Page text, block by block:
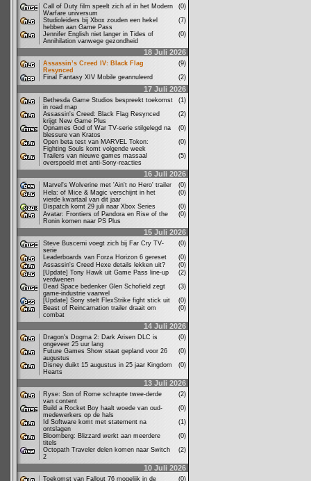
Call of Duty film speelt zich af in het Modern
Warfare universum
(0)
Studioleiders bij Xbox zouden een hekel
hebben aan Game Pass
(7)
Jennifer English niet langer in Tides of
Annihilation vanwege gezondheid
(0)
18 Juli 2026
Assassin’s Creed IV: Black Flag
Resynced
(9)
Final Fantasy XIV Mobile geannuleerd
(2)
17 Juli 2026
Bethesda Game Studios bespreekt toekomst
in road map
(1)
Assassin's Creed: Black Flag Resynced
krijgt New Game Plus
(2)
Opnames God of War TV-serie stilgelegd na
blessure van Kratos
(0)
Open beta test van MARVEL Tokon:
Fighting Souls komt volgende week
(0)
Trailers van nieuwe games massaal
overspoeld met anti-Sony-reacties
(5)
16 Juli 2026
Marvel's Wolverine met 'Ain't no Hero' trailer
(0)
Hela: of Mice & Magic verschijnt in het
vierde kwartaal van dit jaar
(0)
Dispatch komt 29 juli naar Xbox Series
(0)
Avatar: Frontiers of Pandora en Rise of the
Ronin komen naar PS Plus
(0)
15 Juli 2026
Steve Buscemi voegt zich bij Far Cry TV-
serie
(0)
Leaderboards van Forza Horizon 6 gereset
(0)
Assassin's Creed Hexe details lekken uit?
(0)
[Update] Tony Hawk uit Game Pass line-up
verdwenen
(2)
Dead Space bedenker Glen Schofield zegt
game-industrie vaarwel
(3)
[Update] Sony stelt FlexStrike fight stick uit
(0)
Beast of Reincarnation trailer draait om
combat
(0)
14 Juli 2026
Dragon's Dogma 2: Dark Arisen DLC is
ongeveer 25 uur lang
(0)
Future Games Show staat gepland voor 26
augustus
(0)
Disney duikt 15 augustus in 25 jaar Kingdom
Hearts
(0)
13 Juli 2026
Ryse: Son of Rome schrapte twee-derde
van content
(2)
Build a Rocket Boy haalt woede van oud-
medewerkers op de hals
(0)
Id Software komt met statement na
ontslagen
(1)
Bloomberg: Blizzard werkt aan meerdere
titels
(0)
Octopath Traveler delen komen naar Switch
2
(2)
10 Juli 2026
Toekomst van Fallout 76 mogelijk in de (0)